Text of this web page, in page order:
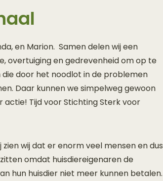
en Marion. Samen delen wij een
overtuiging en gedrevenheid om op te
door het noodlot in de problemen
Daar kunnen we simpelweg gewoon
actie! Tijd voor Stichting Sterk voor
wij dat er enorm veel mensen en dus
omdat huisdiereigenaren de
hun huisdier niet meer kunnen betalen.